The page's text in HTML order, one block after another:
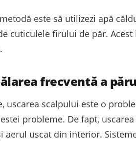
este să utilizezi apă
cuticulele firului de păr.
frecventă a
uscarea scalpului este o
probleme. De fapt,
aerul uscat din interior.